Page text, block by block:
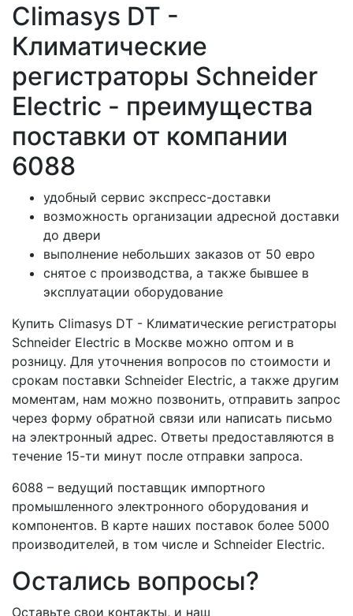
Climasys DT -
Климатические
регистраторы Schneider
Electric - преимущества
поставки от компании
6088
удобный сервис экспресс-доставки
возможность организации адресной доставки
до двери
выполнение небольших заказов от 50 евро
снятое с производства, а также бывшее в
эксплуатации оборудование
Купить Climasys DT - Климатические регистраторы
Schneider Electric в Москве можно оптом и в
розницу. Для уточнения вопросов по стоимости и
срокам поставки Schneider Electric, а также другим
моментам, нам можно позвонить, отправить запрос
через форму обратной связи или написать письмо
на электронный адрес. Ответы предоставляются в
течение 15-ти минут после отправки запроса.
6088 – ведущий поставщик импортного
промышленного электронного оборудования и
компонентов. В карте наших поставок более 5000
производителей, в том числе и Schneider Electric.
Остались вопросы?
Оставьте свои контакты, и наш